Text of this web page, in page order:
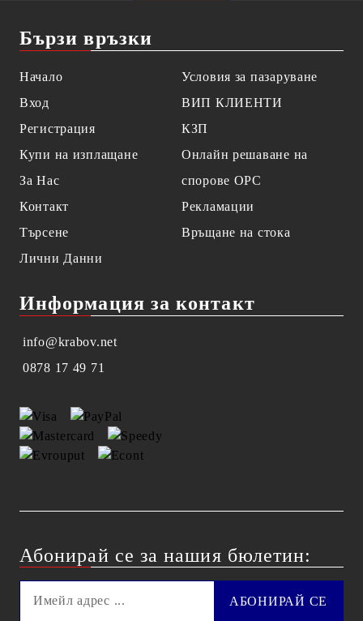
Бързи връзки
Начало
Вход
Регистрация
Купи на изплащане
За Нас
Контакт
Търсене
Лични Данни
Условия за пазаруване
ВИП КЛИЕНТИ
КЗП
Онлайн решаване на
спорове OPC
Рекламации
Връщане на стока
Информация за контакт
info@krabov.net
0878 17 49 71
Абонирай се за нашия бюлетин: